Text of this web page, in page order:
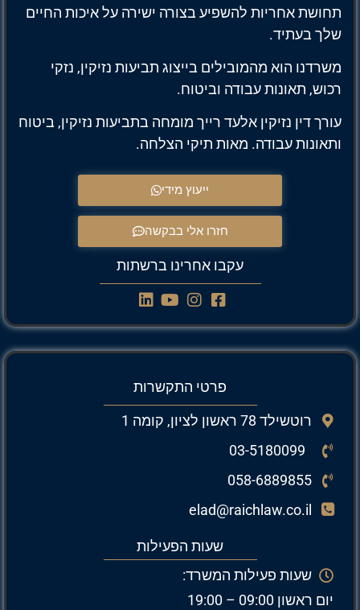
תחושת אחריות להשפיע בצורה ישירה על איכות החיים
שלך בעתיד.
משרדנו הוא מהמובילים בייצוג תביעות נזיקין, נזקי
רכוש, תאונות עבודה וביטוח.
עורך דין נזיקין אלעד רייך מומחה בתביעות נזיקין, ביטוח
ותאונות עבודה. מאות תיקי הצלחה.
ייעוץ מידי
חזרו אלי בבקשה
עקבו אחרינו ברשתות
פרטי התקשרות
רוטשילד 78 ראשון לציון, קומה 1
058-6889855
elad@raichlaw.co.il
שעות הפעילות
שעות פעילות המשרד:
יום ראשון 09:00 – 19:00